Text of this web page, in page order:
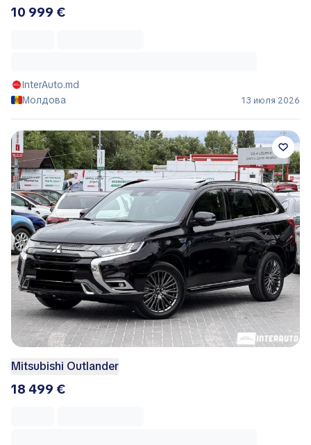
10 999 €
InterAuto.md
Молдова
13 июля 2026
Mitsubishi Outlander
18 499 €